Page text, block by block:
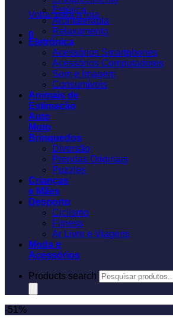
Voltar para a loja
0
Estética
Aromaterapia
Relaxamento
Eletrónica
Acessórios Smartphones
Acessórios Computadores
Som e Imagem
Consumíveis
Animais de
Estimação
Auto
Moto
Brinquedos
Diversão
Prendas Originais
Puzzles
Crianças
e Mães
Desporto
Ciclismo
Fitness
Ar Livre e Viagens
Moda e
Acessórios
Products search
-51%